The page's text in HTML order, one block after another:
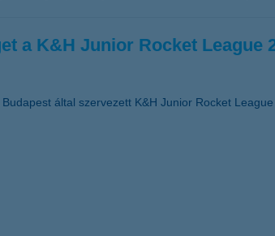
a K&H Junior Rocket League
által szervezett K&H Junior Rocket